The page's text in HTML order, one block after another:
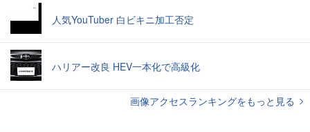
人気YouTuber 白ビキニ加工否定
ハリアー改良 HEV一本化で高級化
画像アクセスランキングをもっと見る